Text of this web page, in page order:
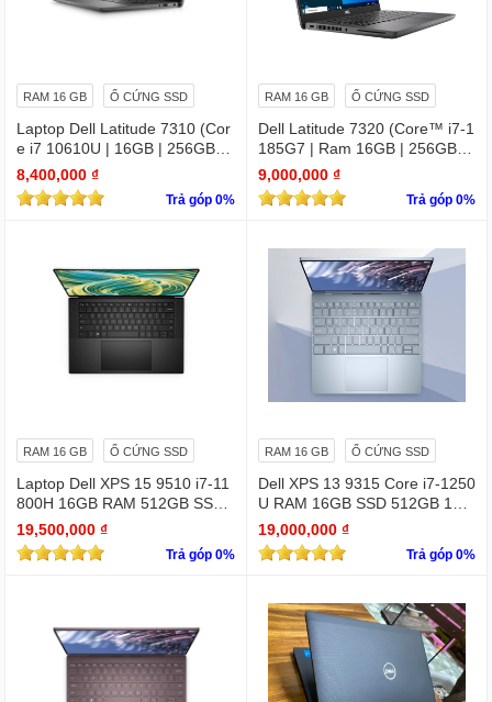
RAM 16 GB Ổ CỨNG SSD
Laptop Dell Latitude 7310 (Cor
e i7 10610U | 16GB | 256GB | I
ntel UHD | 13.3 FHD
8,400,000 ₫
Trả góp 0%
RAM 16 GB Ổ CỨNG SSD
Dell Latitude 7320 (Core™ i7-1
185G7 | Ram 16GB | 256GB S
SD | 13.3 inch FHD)
9,000,000 ₫
Trả góp 0%
RAM 16 GB Ổ CỨNG SSD
Laptop Dell XPS 15 9510 i7-11
800H 16GB RAM 512GB SSD
RTX 3050 15.6 inches 4K Touc
hscreen
19,500,000 ₫
Trả góp 0%
RAM 16 GB Ổ CỨNG SSD
Dell XPS 13 9315 Core i7-1250
U RAM 16GB SSD 512GB 13.
4" 4K Touchscreen
19,000,000 ₫
Trả góp 0%